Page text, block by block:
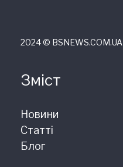
2024 © ВSNEWS.COM.UA
Зміст
Новини
Статті
Блог